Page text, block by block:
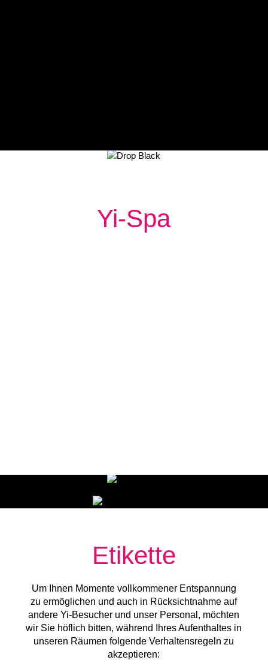
Yi-Spa
Etikette
Um Ihnen Momente vollkommener Entspannung
zu ermög­lich­en und auch in Rücksichtnahme auf
andere Yi-Besucher und unser Personal, möchten
wir Sie höflich bitten, während Ihres Aufenthaltes in
unseren Räumen folgende Verhaltens­regeln zu
akzeptieren: